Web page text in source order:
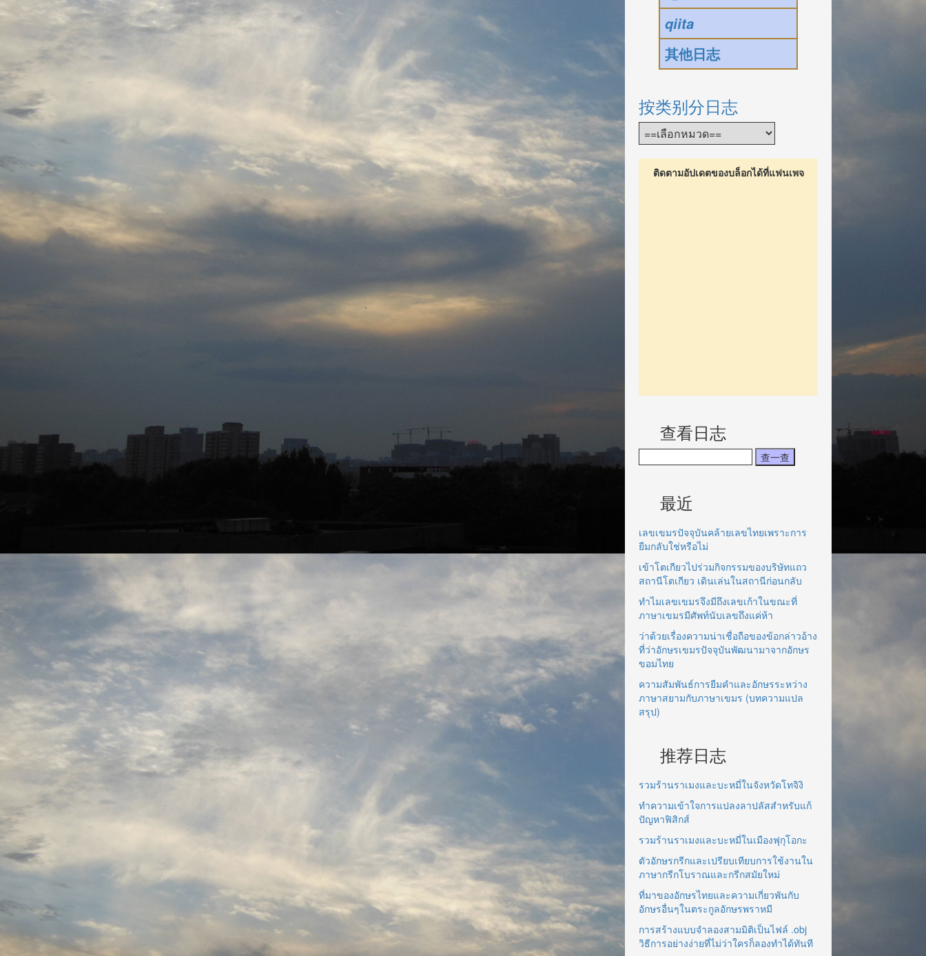
qiita
其他日志
按类别分日志
ติดตามอัปเดตของบล็อกได้ที่แฟนเพจ
查看日志
最近
เลขเขมรปัจจุบันคล้ายเลขไทยเพราะการ
ยืมกลับใช่หรือไม่
เข้าโตเกียวไปร่วมกิจกรรมของบริษัทแถว
สถานีโตเกียว เดินเล่นในสถานีก่อนกลับ
ทำไมเลขเขมรจึงมีถึงเลขเก้าในขณะที่
ภาษาเขมรมีศัพท์นับเลขถึงแค่ห้า
ว่าด้วยเรื่องความน่าเชื่อถือของข้อกล่าวอ้าง
ที่ว่าอักษรเขมรปัจจุบันพัฒนามาจากอักษร
ขอมไทย
ความสัมพันธ์การยืมคำและอักษรระหว่าง
ภาษาสยามกับภาษาเขมร (บทความแปล
สรุป)
推荐日志
รวมร้านราเมงและบะหมี่ในจังหวัดโทจิงิ
ทำความเข้าใจการแปลงลาปลัสสำหรับแก้
ปัญหาฟิสิกส์
รวมร้านราเมงและบะหมี่ในเมืองฟุกุโอกะ
ตัวอักษรกรีกและเปรียบเทียบการใช้งานใน
ภาษากรีกโบราณและกรีกสมัยใหม่
ที่มาของอักษรไทยและความเกี่ยวพันกับ
อักษรอื่นๆในตระกูลอักษรพราหมี
การสร้างแบบจำลองสามมิติเป็นไฟล์ .obj
วิธีการอย่างง่ายที่ไม่ว่าใครก็ลองทำได้ทันที